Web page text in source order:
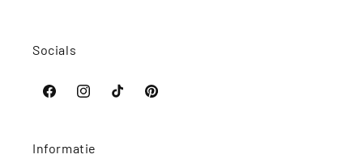
Socials
FacebookInstagramTikTok Pinterest
Informatie